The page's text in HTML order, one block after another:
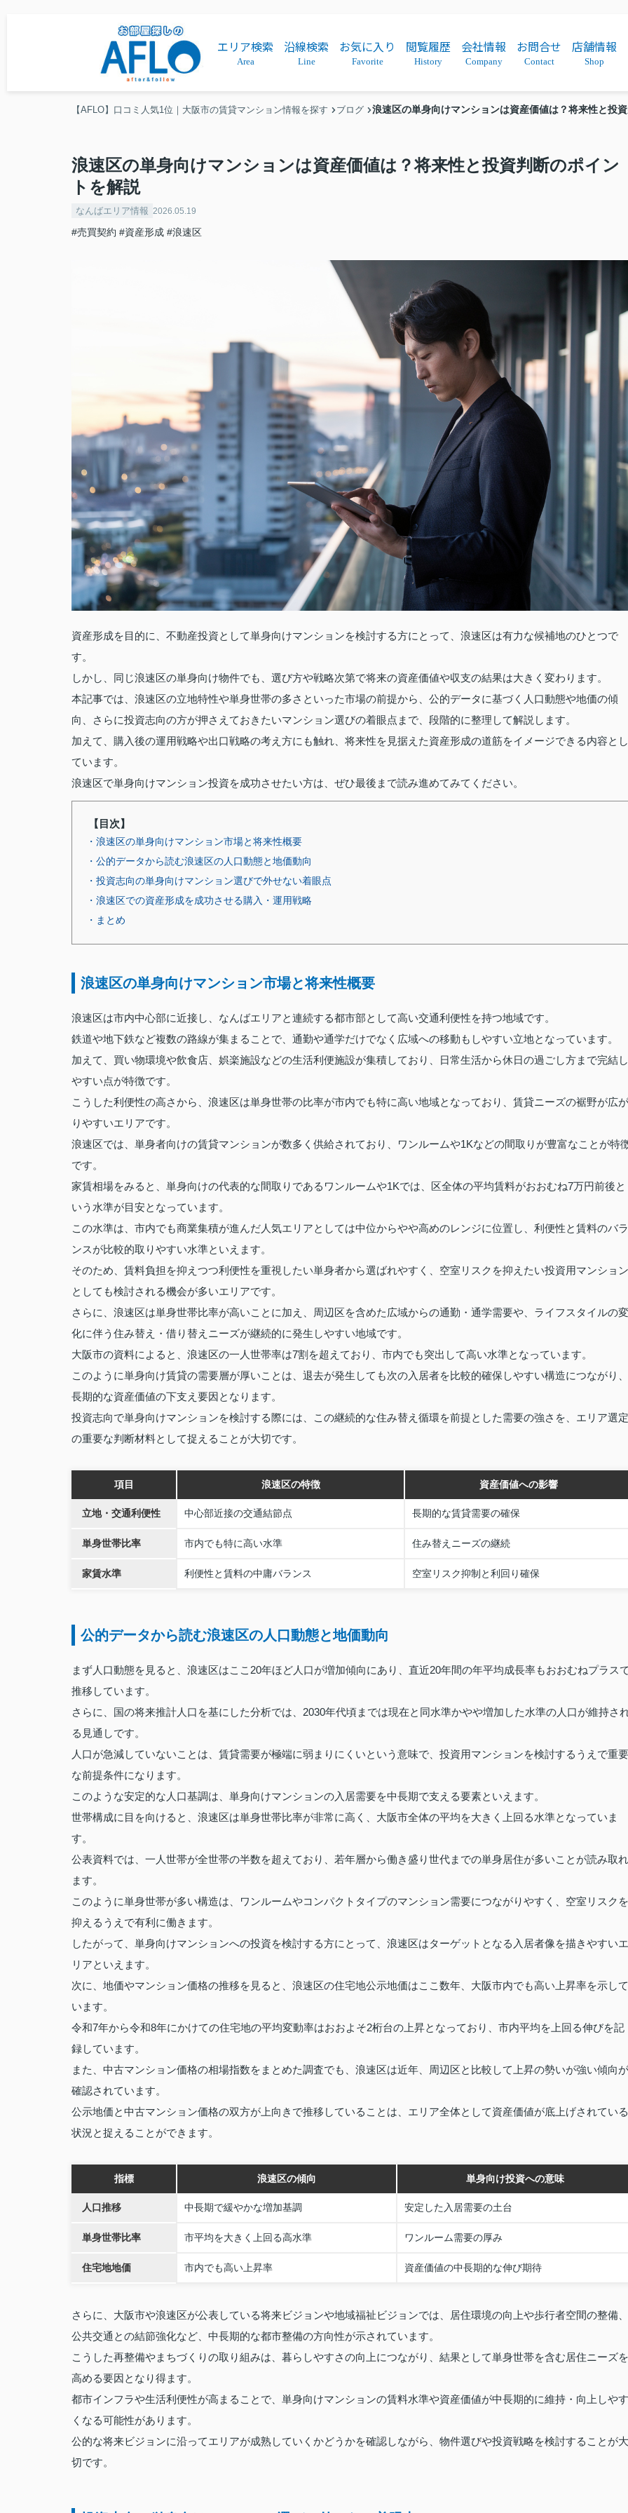
エリア検索
Area
沿線検索
Line
お気に入り
Favorite
閲覧履歴
History
会社情報
Company
お問合せ
Contact
店舗情報
Shop
【AFLO】口コミ人気1位｜大阪市の賃貸マンション情報を探す ブログ 浪速区の単身向けマンションは資産価値は？将来性と投
浪速区の単身向けマンションは資産価値は？将来性と投資判断のポイン
トを解説
なんばエリア情報 2026.05.19
#売買契約 #資産形成 #浪速区
資産形成を目的に、不動産投資として単身向けマンションを検討する方にとって、浪速区は有力な候補地のひとつで
す。
しかし、同じ浪速区の単身向け物件でも、選び方や戦略次第で将来の資産価値や収支の結果は大きく変わります。
本記事では、浪速区の立地特性や単身世帯の多さといった市場の前提から、公的データに基づく人口動態や地価の傾
向、さらに投資志向の方が押さえておきたいマンション選びの着眼点まで、段階的に整理して解説します。
加えて、購入後の運用戦略や出口戦略の考え方にも触れ、将来性を見据えた資産形成の道筋をイメージできる内容とし
ています。
浪速区で単身向けマンション投資を成功させたい方は、ぜひ最後まで読み進めてみてください。
【目次】
・浪速区の単身向けマンション市場と将来性概要
・公的データから読む浪速区の人口動態と地価動向
・投資志向の単身向けマンション選びで外せない着眼点
・浪速区での資産形成を成功させる購入・運用戦略
・まとめ
浪速区の単身向けマンション市場と将来性概要
浪速区は市内中心部に近接し、なんばエリアと連続する都市部として高い交通利便性を持つ地域です。
鉄道や地下鉄など複数の路線が集まることで、通勤や通学だけでなく広域への移動もしやすい立地となっています。
加えて、買い物環境や飲食店、娯楽施設などの生活利便施設が集積しており、日常生活から休日の過ごし方まで完結し
やすい点が特徴です。
こうした利便性の高さから、浪速区は単身世帯の比率が市内でも特に高い地域となっており、賃貸ニーズの裾野が広が
りやすいエリアです。
浪速区では、単身者向けの賃貸マンションが数多く供給されており、ワンルームや1Kなどの間取りが豊富なことが特
です。
家賃相場をみると、単身向けの代表的な間取りであるワンルームや1Kでは、区全体の平均賃料がおおむね7万円前後と
いう水準が目安となっています。
この水準は、市内でも商業集積が進んだ人気エリアとしては中位からやや高めのレンジに位置し、利便性と賃料のバラ
ンスが比較的取りやすい水準といえます。
そのため、賃料負担を抑えつつ利便性を重視したい単身者から選ばれやすく、空室リスクを抑えたい投資用マンション
としても検討される機会が多いエリアです。
さらに、浪速区は単身世帯比率が高いことに加え、周辺区を含めた広域からの通勤・通学需要や、ライフスタイルの変
化に伴う住み替え・借り替えニーズが継続的に発生しやすい地域です。
大阪市の資料によると、浪速区の一人世帯率は7割を超えており、市内でも突出して高い水準となっています。
このように単身向け賃貸の需要層が厚いことは、退去が発生しても次の入居者を比較的確保しやすい構造につながり、
長期的な資産価値の下支え要因となります。
投資志向で単身向けマンションを検討する際には、この継続的な住み替え循環を前提とした需要の強さを、エリア選定
の重要な判断材料として捉えることが大切です。
項目 浪速区の特徴 資産価値への影響
立地・交通利便性 中心部近接の交通結節点 長期的な賃貸需要の確保
単身世帯比率 市内でも特に高い水準 住み替えニーズの継続
家賃水準 利便性と賃料の中庸バランス 空室リスク抑制と利回り確保
公的データから読む浪速区の人口動態と地価動向
まず人口動態を見ると、浪速区はここ20年ほど人口が増加傾向にあり、直近20年間の年平均成長率もおおむねプラス
推移しています。
さらに、国の将来推計人口を基にした分析では、2030年代頃までは現在と同水準かやや増加した水準の人口が維持さ
る見通しです。
人口が急減していないことは、賃貸需要が極端に弱まりにくいという意味で、投資用マンションを検討するうえで重要
な前提条件になります。
このような安定的な人口基調は、単身向けマンションの入居需要を中長期で支える要素といえます。
世帯構成に目を向けると、浪速区は単身世帯比率が非常に高く、大阪市全体の平均を大きく上回る水準となっていま
す。
公表資料では、一人世帯が全世帯の半数を超えており、若年層から働き盛り世代までの単身居住が多いことが読み取れ
ます。
このように単身世帯が多い構造は、ワンルームやコンパクトタイプのマンション需要につながりやすく、空室リスクを
抑えるうえで有利に働きます。
したがって、単身向けマンションへの投資を検討する方にとって、浪速区はターゲットとなる入居者像を描きやすいエ
リアといえます。
次に、地価やマンション価格の推移を見ると、浪速区の住宅地公示地価はここ数年、大阪市内でも高い上昇率を示して
います。
令和7年から令和8年にかけての住宅地の平均変動率はおおよそ2桁台の上昇となっており、市内平均を上回る伸びを記
録しています。
また、中古マンション価格の相場指数をまとめた調査でも、浪速区は近年、周辺区と比較して上昇の勢いが強い傾向が
確認されています。
公示地価と中古マンション価格の双方が上向きで推移していることは、エリア全体として資産価値が底上げされている
状況と捉えることができます。
指標 浪速区の傾向 単身向け投資への意味
人口推移 中長期で緩やかな増加基調 安定した入居需要の土台
単身世帯比率 市平均を大きく上回る高水準 ワンルーム需要の厚み
住宅地地価 市内でも高い上昇率 資産価値の中長期的な伸び期待
さらに、大阪市や浪速区が公表している将来ビジョンや地域福祉ビジョンでは、居住環境の向上や歩行者空間の整備、
公共交通との結節強化など、中長期的な都市整備の方向性が示されています。
こうした再整備やまちづくりの取り組みは、暮らしやすさの向上につながり、結果として単身世帯を含む居住ニーズを
高める要因となり得ます。
都市インフラや生活利便性が高まることで、単身向けマンションの賃料水準や資産価値が中長期的に維持・向上しやす
くなる可能性があります。
公的な将来ビジョンに沿ってエリアが成熟していくかどうかを確認しながら、物件選びや投資戦略を検討することが大
切です。